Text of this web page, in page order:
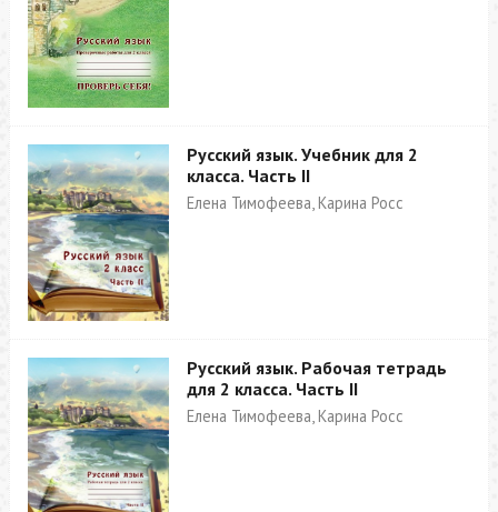
Русский язык. Учебник для 2
класса. Часть II
Елена Тимофеева, Карина Росс
Русский язык. Рабочая тетрадь
для 2 класса. Часть II
Елена Тимофеева, Карина Росс